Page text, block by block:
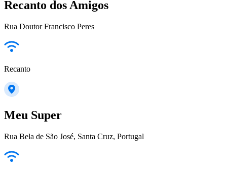
Recanto dos Amigos
Rua Doutor Francisco Peres
Recanto
Meu Super
Rua Bela de São José, Santa Cruz, Portugal